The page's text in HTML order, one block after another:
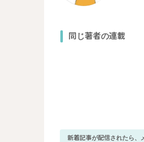
同じ著者の連載
新着記事が配信されたら、